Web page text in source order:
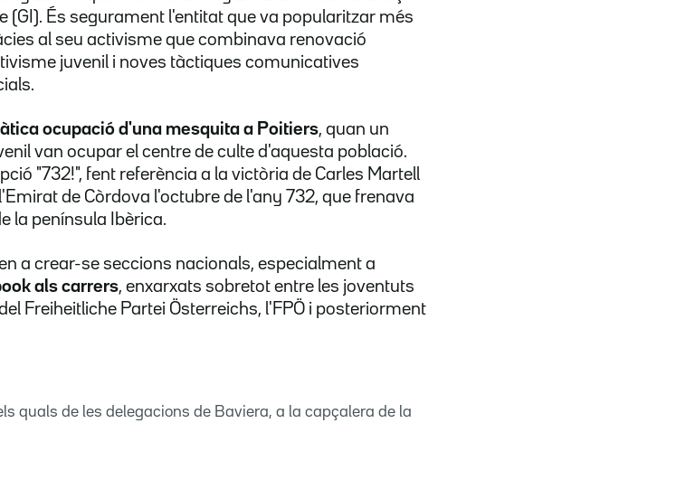
(GI). És segurament l'entitat que va popularitzar més
al seu activisme que combinava renovació
juvenil i noves tàctiques comunicatives
ocupació d'una mesquita a Poitiers, quan un
van ocupar el centre de culte d'aquesta població.
"732!", fent referència a la victòria de Carles Martell
de Còrdova l'octubre de l'any 732, que frenava
la península Ibèrica.
a crear-se seccions nacionals, especialment a
als carrers, enxarxats sobretot entre les joventuts
Freiheitliche Partei Österreichs, l'FPÖ i posteriorment
quals de les delegacions de Baviera, a la capçalera de la